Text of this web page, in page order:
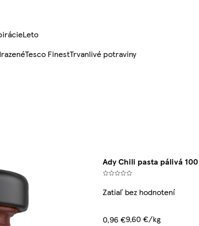
Leto
Tesco FinestTrvanlivé potraviny
Ady Chili pasta pálivá 100
Zatiaľ bez hodnotení
0,96 €9,60 €/kg